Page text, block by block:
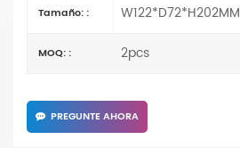
Tamaño: : W122*D72*H202MM
MOQ: : 2pcs
PREGUNTE AHORA